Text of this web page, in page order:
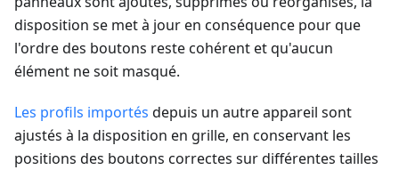
disposition se met à jour en conséquence pour que
l'ordre des boutons reste cohérent et qu'aucun
élément ne soit masqué.
Les profils importés depuis un autre appareil sont
ajustés à la disposition en grille, en conservant les
positions des boutons correctes sur différentes tailles